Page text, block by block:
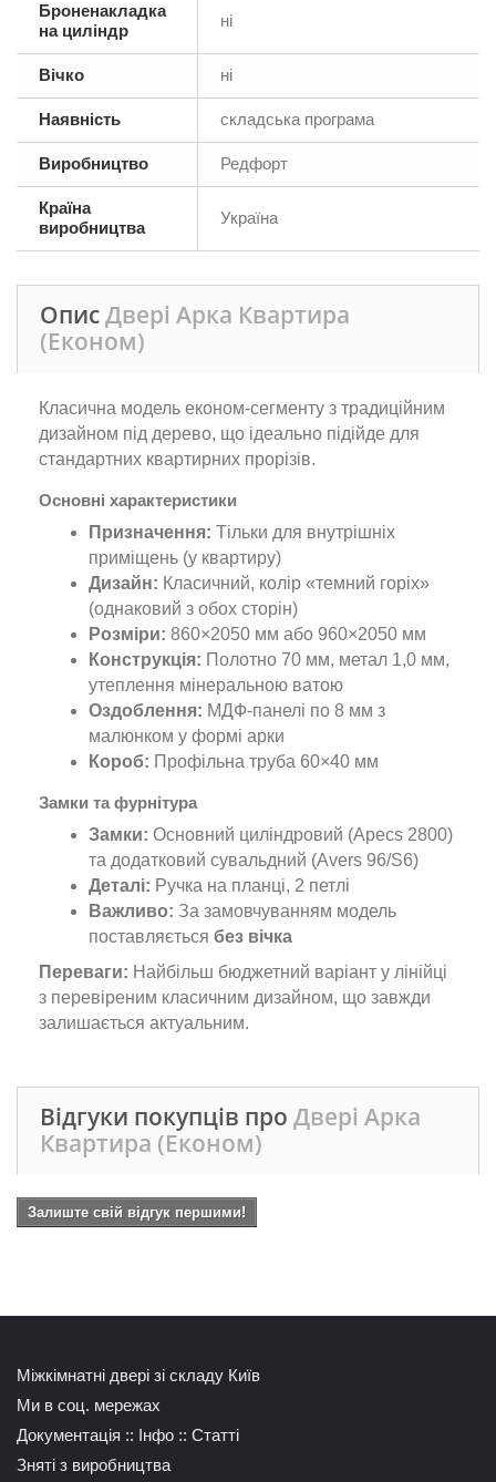
Броненакладка
на циліндр
ні
Вічко ні
Наявність складська програма
Виробництво Редфорт
Країна
виробництва
Україна
ОписДвері Арка Квартира
(Економ)
Класична модель економ-сегменту з традиційним
дизайном під дерево, що ідеально підійде для
стандартних квартирних прорізів.
Основні характеристики
Призначення: Тільки для внутрішніх
приміщень (у квартиру)
Дизайн: Класичний, колір «темний горіх»
(однаковий з обох сторін)
Розміри: 860×2050 мм або 960×2050 мм
Конструкція: Полотно 70 мм, метал 1,0 мм,
утеплення мінеральною ватою
Оздоблення: МДФ-панелі по 8 мм з
малюнком у формі арки
Короб: Профільна труба 60×40 мм
Замки та фурнітура
Замки: Основний циліндровий (Apecs 2800)
та додатковий сувальдний (Avers 96/S6)
Деталі: Ручка на планці, 2 петлі
Важливо: За замовчуванням модель
поставляється без вічка
Переваги: Найбільш бюджетний варіант у лінійці
з перевіреним класичним дизайном, що завжди
залишається актуальним.
Відгуки покупців про Двері Арка
Квартира (Економ)
Залиште свій відгук першими!
Міжкімнатні двері зі складу Київ
Ми в соц. мережах
Документація :: Інфо :: Статті
Зняті з виробництва